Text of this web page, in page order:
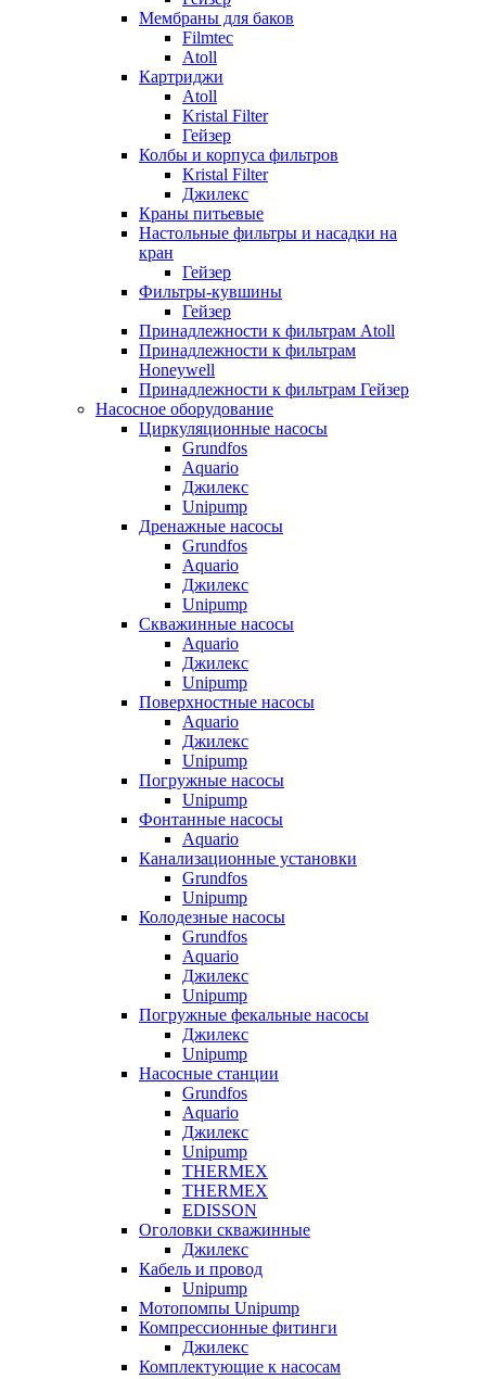
Мембраны для баков
Filmtec
Atoll
Картриджи
Atoll
Kristal Filter
Гейзер
Колбы и корпуса фильтров
Kristal Filter
Джилекс
Краны питьевые
Настольные фильтры и насадки на
кран
Гейзер
Фильтры-кувшины
Гейзер
Принадлежности к фильтрам Atoll
Принадлежности к фильтрам
Honeywell
Принадлежности к фильтрам Гейзер
Насосное оборудование
Циркуляционные насосы
Grundfos
Aquario
Джилекс
Unipump
Дренажные насосы
Grundfos
Aquario
Джилекс
Unipump
Скважинные насосы
Aquario
Джилекс
Unipump
Поверхностные насосы
Aquario
Джилекс
Unipump
Погружные насосы
Unipump
Фонтанные насосы
Aquario
Канализационные установки
Grundfos
Unipump
Колодезные насосы
Grundfos
Aquario
Джилекс
Unipump
Погружные фекальные насосы
Джилекс
Unipump
Насосные станции
Grundfos
Aquario
Джилекс
Unipump
THERMEX
THERMEX
EDISSON
Оголовки скважинные
Джилекс
Кабель и провод
Unipump
Мотопомпы Unipump
Компрессионные фитинги
Джилекс
Комплектующие к насосам